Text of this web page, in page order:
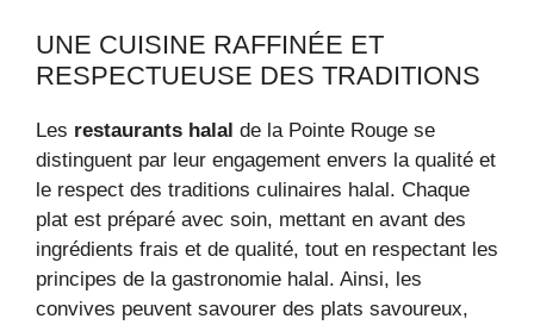
UNE CUISINE RAFFINÉE ET
RESPECTUEUSE DES TRADITIONS
Les restaurants halal de la Pointe Rouge se
distinguent par leur engagement envers la qualité et
le respect des traditions culinaires halal. Chaque
plat est préparé avec soin, mettant en avant des
ingrédients frais et de qualité, tout en respectant les
principes de la gastronomie halal. Ainsi, les
convives peuvent savourer des plats savoureux,